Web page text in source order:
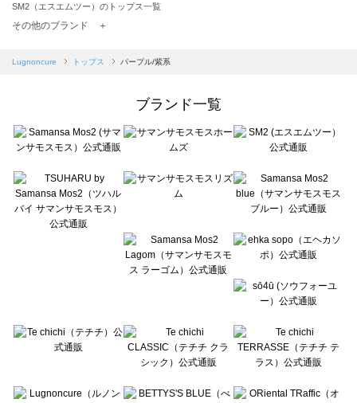
SM2（エスエムツー）のトップス一覧
TSUHARU by Samansa Mos2（ツハルバイサマンサモスモス）のトップス一覧
Samansa Mos2 blue（サマンサモスモス ブルー）のトップス一覧
sō4ū（ソウフォーユー）のトップス一覧
Te chichi（テチチ）のトップス一覧
Te chichi CLASSIC（テチチ クラシック）のトップス一覧
Lugnoncure（ルノンキュール）のトップス一覧
BETTY'S BLUE（べティーズブルー）のトップス一覧
Wpc.（ワールドパーティー）のトップス一覧
その他のブランド ＋
Lugnoncure トップス パープル/紫系
ブランド一覧